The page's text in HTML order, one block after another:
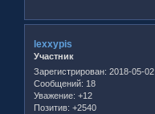
lexxypis
Участник
Зарегистрирован: 2018-05-02
Сообщений: 18
Уважение: +12
Позитив: +2540